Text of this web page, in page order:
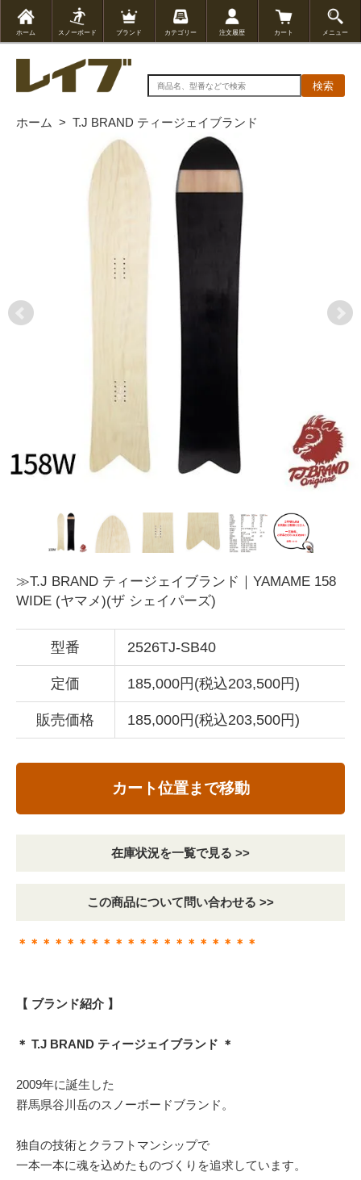
ホーム スノーボード ブランド カテゴリー 注文履歴 カート メニュー
検索
ホーム > T.J BRAND ティージェイブランド
≫T.J BRAND ティージェイブランド｜YAMAME 158
WIDE (ヤマメ)(ザ シェイパーズ)
型番 2526TJ-SB40
定価 185,000円(税込203,500円)
販売価格 185,000円(税込203,500円)
カート位置まで移動
在庫状況を一覧で見る >>
この商品について問い合わせる >>
＊＊＊＊＊＊＊＊＊＊＊＊＊＊＊＊＊＊＊＊
【 ブランド紹介 】
＊ T.J BRAND ティージェイブランド ＊
2009年に誕生した
群馬県谷川岳のスノーボードブランド。
独自の技術とクラフトマンシップで
一本一本に魂を込めたものづくりを追求しています。